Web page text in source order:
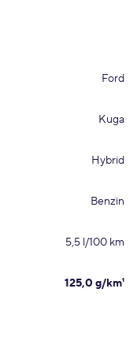
Ford
Kuga
Hybrid
Benzin
5,5 l/100 km
125,0 g/km¹